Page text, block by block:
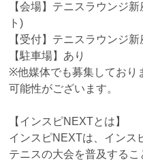
【会場】テニスラウンジ
ト)
【受付】テニスラウンジ
【駐車場】あり
※他媒体でも募集しており
可能性がございます。
【インスピNEXTとは】
インスピNEXTは、インス
テニスの大会を普及する